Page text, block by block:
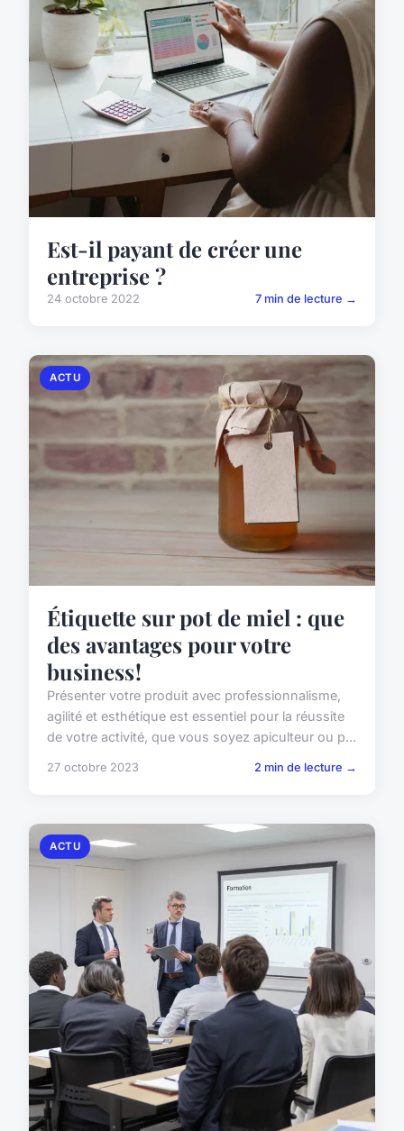
Est-il payant de créer une
entreprise ?
24 octobre 2022 7 min de lecture →
ACTU
Étiquette sur pot de miel : que
des avantages pour votre
business !
Présenter votre produit avec professionnalisme,
agilité et esthétique est essentiel pour la réussite
de votre activité, que vous soyez apiculteur ou p...
27 octobre 2023 2 min de lecture →
ACTU